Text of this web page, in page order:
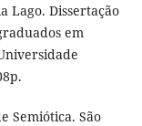
Lago. Dissertação
em
Semiótica. São